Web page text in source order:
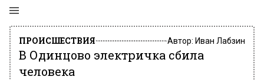
ПРОИСШЕСТВИЯ Автор: Иван Лабзин
В Одинцово электричка сбила
человека